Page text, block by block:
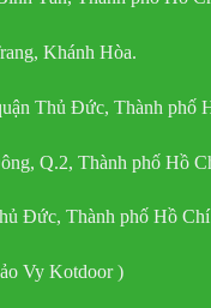
Khánh Hòa.
Thủ Đức, Thành phố
Q.2, Thành phố Hồ
Đức, Thành phố Hồ
Vy Kotdoor )